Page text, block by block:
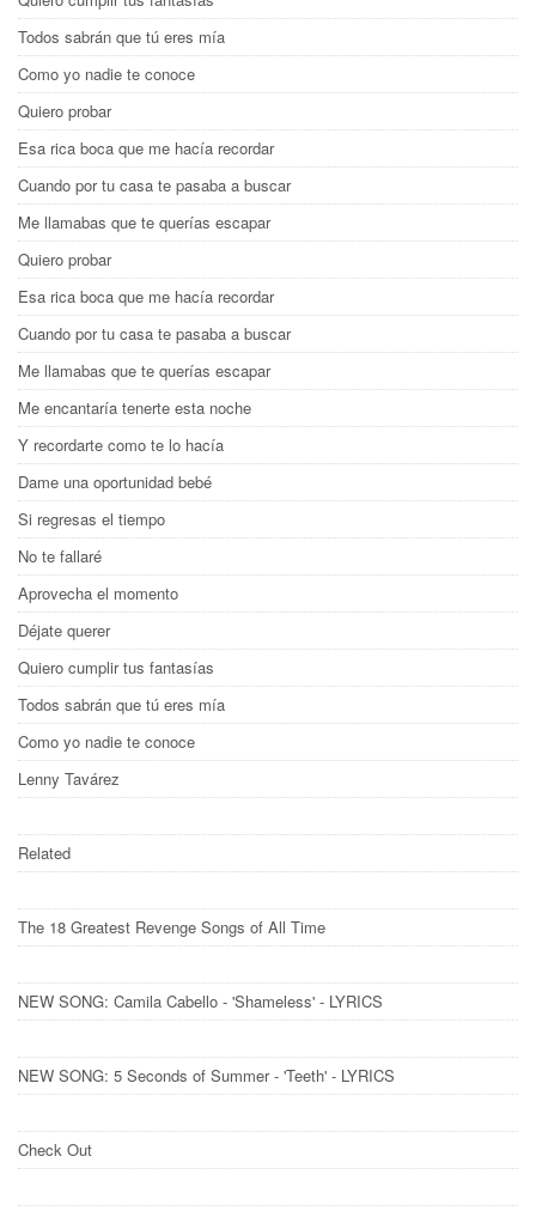
Todos sabrán que tú eres mía
Como yo nadie te conoce
Quiero probar
Esa rica boca que me hacía recordar
Cuando por tu casa te pasaba a buscar
Me llamabas que te querías escapar
Quiero probar
Esa rica boca que me hacía recordar
Cuando por tu casa te pasaba a buscar
Me llamabas que te querías escapar
Me encantaría tenerte esta noche
Y recordarte como te lo hacía
Dame una oportunidad bebé
Si regresas el tiempo
No te fallaré
Aprovecha el momento
Déjate querer
Quiero cumplir tus fantasías
Todos sabrán que tú eres mía
Como yo nadie te conoce
Lenny Tavárez
Related
The 18 Greatest Revenge Songs of All Time
NEW SONG: Camila Cabello - 'Shameless' - LYRICS
NEW SONG: 5 Seconds of Summer - 'Teeth' - LYRICS
Check Out